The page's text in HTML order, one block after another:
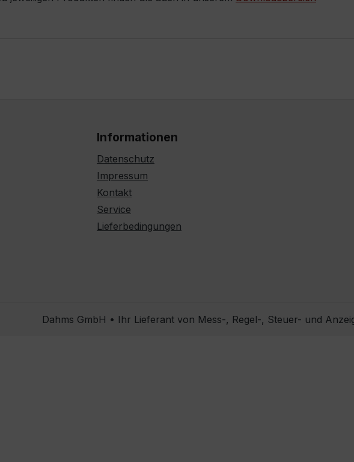
Informationen
Datenschutz
Impressum
Kontakt
Service
Lieferbedingungen
Dahms GmbH • Ihr Lieferant von Mess-, Regel-, Steuer- und